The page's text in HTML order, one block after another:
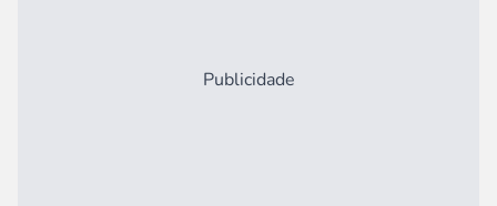
Publicidade